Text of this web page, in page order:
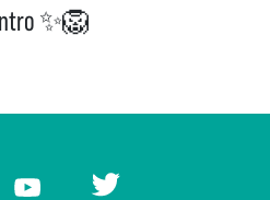
✨🦁